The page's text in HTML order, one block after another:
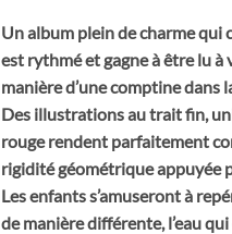
Un album plein de charme qui
est rythmé et gagne à être lu
manière d’une comptine dans
Des illustrations au trait fin,
rouge rendent parfaitement
rigidité géométrique appuyée
Les enfants s’amuseront à
de manière différente, l’eau